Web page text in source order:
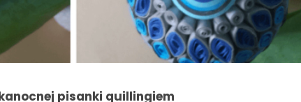
pisanki quillingiem